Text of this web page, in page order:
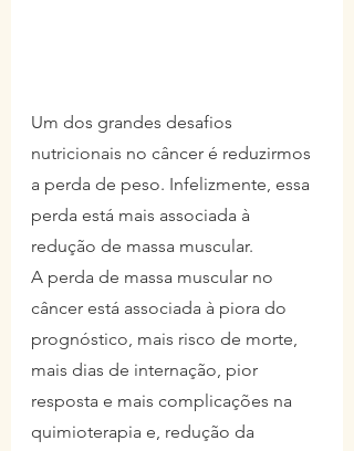
Um dos grandes desafios
nutricionais no câncer é reduzirmos
a perda de peso. Infelizmente, essa
perda está mais associada à
redução de massa muscular.
A perda de massa muscular no
câncer está associada à piora do
prognóstico, mais risco de morte,
mais dias de internação, pior
resposta e mais complicações na
quimioterapia e, redução da